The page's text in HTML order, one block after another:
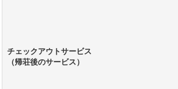
チェックアウトサービス
（帰荘後のサービス）